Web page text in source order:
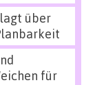
über
für